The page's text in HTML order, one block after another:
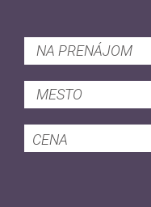
NA PRENÁJOM
MESTO
CENA